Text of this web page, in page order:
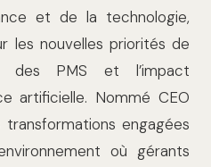
et de la technologie,
les nouvelles priorités de
des PMS et l’impact
artificielle. Nommé CEO
engagées
où gérants